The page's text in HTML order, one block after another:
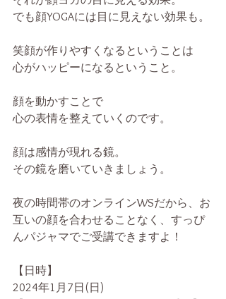
でも顔YOGAには目に見えない効果も。
笑顔が作りやすくなるということは
心がハッピーになるということ。
顔を動かすことで
心の表情を整えていくのです。
顔は感情が現れる鏡。
その鏡を磨いていきましょう。
夜の時間帯のオンラインWSだから、お
互いの顔を合わせることなく、すっぴ
んパジャマでご受講できますよ！
【日時】
2024年1月7日(日)